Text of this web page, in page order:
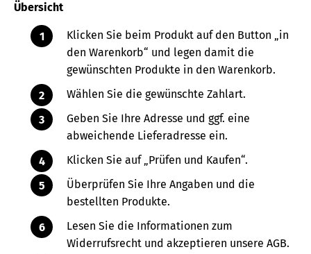
Buch
Übersicht
Klicken Sie beim Produkt auf den Button „in
den Warenkorb“ und legen damit die
gewünschten Produkte in den Warenkorb.
Wählen Sie die gewünschte Zahlart.
Geben Sie Ihre Adresse und ggf. eine
abweichende Lieferadresse ein.
Klicken Sie auf „Prüfen und Kaufen“.
Überprüfen Sie Ihre Angaben und die
bestellten Produkte.
Lesen Sie die Informationen zum
Widerrufsrecht und akzeptieren unsere AGB.